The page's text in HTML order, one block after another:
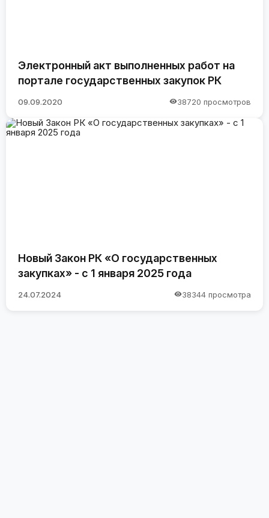
Электронный акт выполненных работ на
портале государственных закупок РК
09.09.2020 38720 просмотров
Новый Закон РК «О государственных
закупках» - с 1 января 2025 года
24.07.2024 38344 просмотра